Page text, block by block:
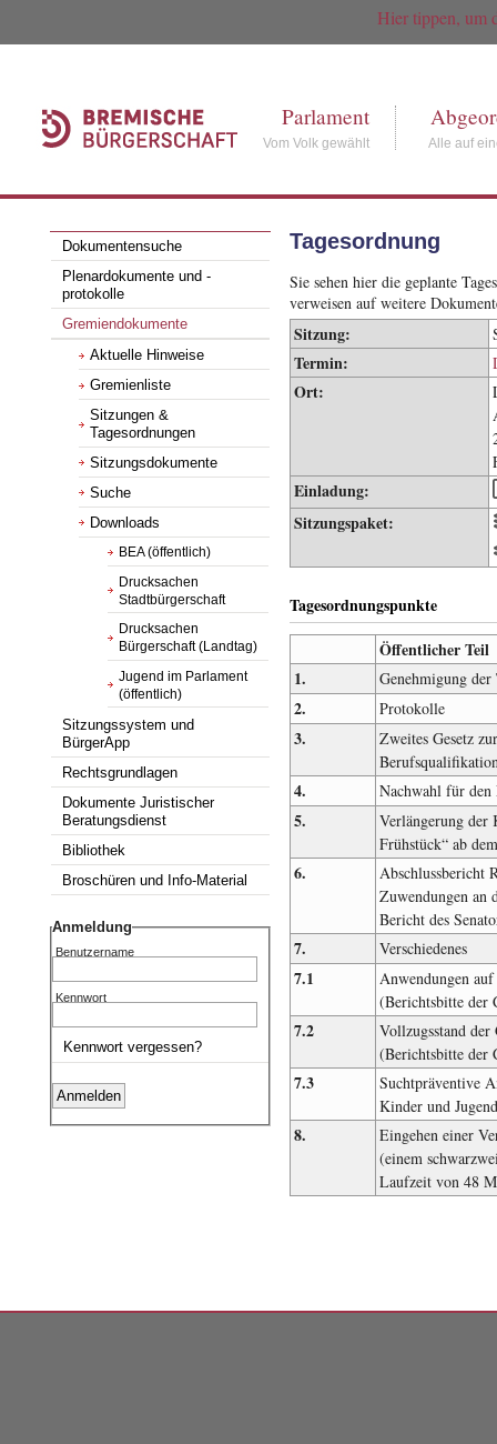
Hier tippen, um
Parlament
Vom Volk gewählt Alle auf
Dokumentensuche
Plenardokumente und -
protokolle
Gremiendokumente
Aktuelle Hinweise
Gremienliste
Sitzungen &
Tagesordnungen
Sitzungsdokumente
Suche
Downloads
BEA (öffentlich)
Drucksachen
Stadtbürgerschaft
Drucksachen
Bürgerschaft (Landtag)
Jugend im Parlament
(öffentlich)
Sitzungssystem und
BürgerApp
Rechtsgrundlagen
Dokumente Juristischer
Beratungsdienst
Bibliothek
Broschüren und Info-Material
Anmeldung
Benutzername
Kennwort
Kennwort vergessen?
Tagesordnung
Sie sehen hier die geplante
verweisen auf weitere
Sitzung:
Termin:
Ort:
Einladung:
Sitzungspaket:
Tagesordnungspunkte
Öffentlicher Teil
1.
Genehmigung der
2. Protokolle
3.
Zweites Gesetz
4. Nachwahl für den
5.
Verlängerung
Frühstück“ ab
6.
Abschlussbericht
Zuwendungen an
Bericht des
7. Verschiedenes
7.1
Anwendungen
(Berichtsbitte der
7.2
Vollzugsstand der
(Berichtsbitte der
7.3
Suchtpräventive
Kinder und
8.
Eingehen einer
(einem
Laufzeit von 48